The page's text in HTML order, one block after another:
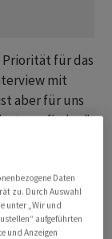
Priorität für das
mit
aber für uns
zu finden",
dass
Auch ihnen
bei.
Daten
zu. Durch Auswahl
unter „Wir und
aufgeführten
und Anzeigen